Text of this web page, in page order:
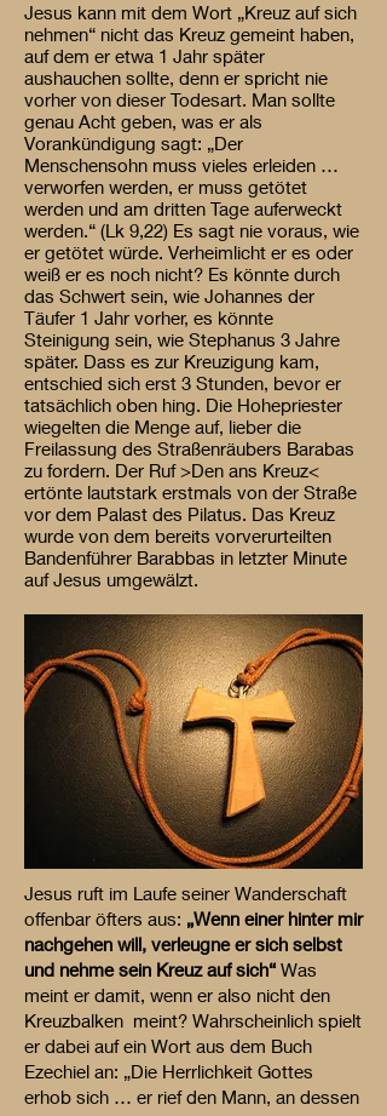
Jesus kann mit dem Wort „Kreuz auf sich
nehmen“ nicht das Kreuz gemeint haben,
auf dem er etwa 1 Jahr später
aushauchen sollte, denn er spricht nie
vorher von dieser Todesart. Man sollte
genau Acht geben, was er als
Vorankündigung sagt: „Der
Menschensohn muss vieles erleiden …
verworfen werden, er muss getötet
werden und am dritten Tage auferweckt
werden.“ (Lk 9,22) Es sagt nie voraus, wie
er getötet würde. Verheimlicht er es oder
weiß er es noch nicht? Es könnte durch
das Schwert sein, wie Johannes der
Täufer 1 Jahr vorher, es könnte
Steinigung sein, wie Stephanus 3 Jahre
später. Dass es zur Kreuzigung kam,
entschied sich erst 3 Stunden, bevor er
tatsächlich oben hing. Die Hohepriester
wiegelten die Menge auf, lieber die
Freilassung des Straßenräubers Barabas
zu fordern. Der Ruf >Den ans Kreuz<
ertönte lautstark erstmals von der Straße
vor dem Palast des Pilatus. Das Kreuz
wurde von dem bereits vorverurteilten
Bandenführer Barabbas in letzter Minute
auf Jesus umgewälzt.
Jesus ruft im Laufe seiner Wanderschaft
offenbar öfters aus: „Wenn einer hinter mir
nachgehen will, verleugne er sich selbst
und nehme sein Kreuz auf sich“ Was
meint er damit, wenn er also nicht den
Kreuzbalken meint? Wahrscheinlich spielt
er dabei auf ein Wort aus dem Buch
Ezechiel an: „Die Herrlichkeit Gottes
erhob sich … er rief den Mann, an dessen